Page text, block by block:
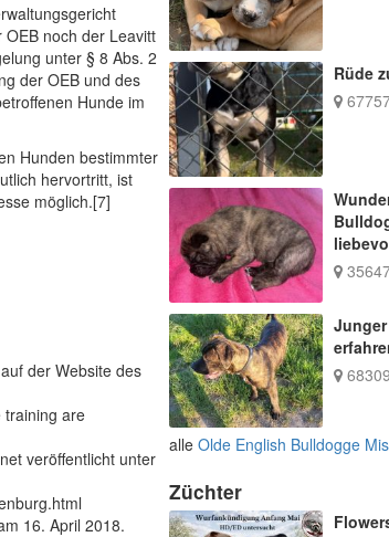
noch der Leavitt
unter § 8 Abs. 2
der OEB und des
Hunde im
Hunden bestimmter
hervortritt, ist
möglich.[7]
der Website des
training are
veröffentlicht unter
16. April 2018.
Rüde
alleOlde English Bulldogge
Züchter